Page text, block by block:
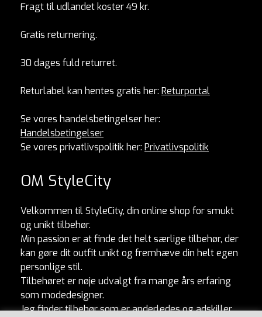
Fragt til udlandet koster 49 kr.
Gratis returnering.
30 dages fuld returret.
Returlabel kan hentes gratis her: Returportal
Se vores handelsbetingelser her:
Handelsbetingelser
Se vores privatlivspolitik her: Privatlivspolitik
OM StyleCity
Velkommen til StyleCity, din online shop for smukt
og unikt tilbehør.
Min passion er at finde det helt særlige tilbehør, der
kan gøre dit outfit unikt og fremhæve din helt egen
personlige stil.
Tilbehøret er nøje udvalgt fra mange års erfaring
som modedesigner.
Jeg finder tilbehør som er anderledes og adskiller